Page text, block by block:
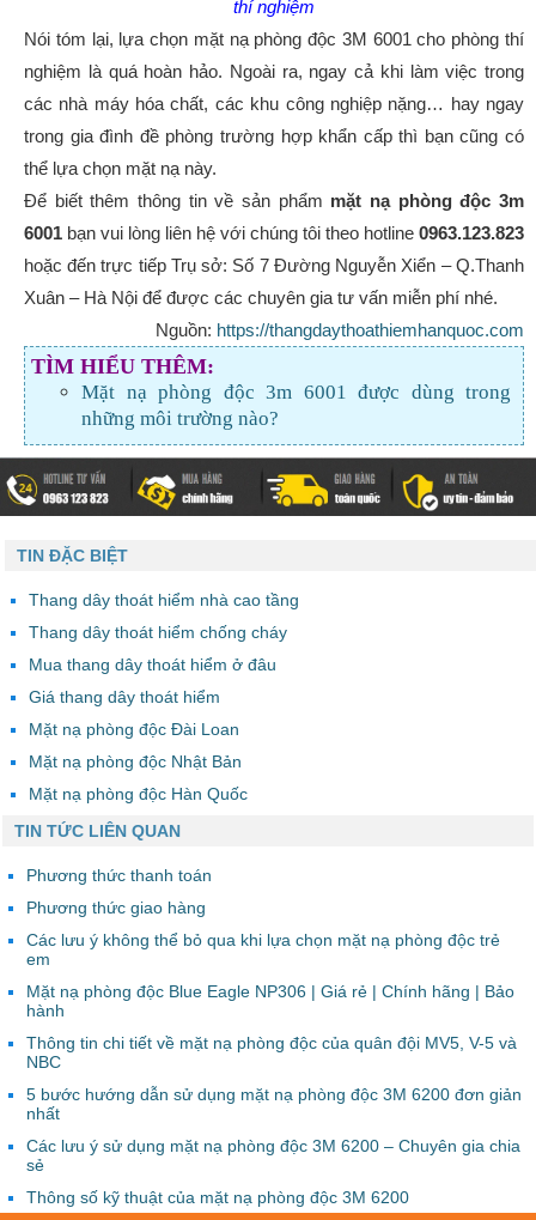
thí nghiệm
Nói tóm lại, lựa chọn mặt nạ phòng độc 3M 6001 cho phòng thí
nghiệm là quá hoàn hảo. Ngoài ra, ngay cả khi làm việc trong
các nhà máy hóa chất, các khu công nghiệp nặng… hay ngay
trong gia đình đề phòng trường hợp khẩn cấp thì bạn cũng có
thể lựa chọn mặt nạ này.
Để biết thêm thông tin về sản phẩm mặt nạ phòng độc 3m
6001 bạn vui lòng liên hệ với chúng tôi theo hotline 0963.123.823
hoặc đến trực tiếp Trụ sở: Số 7 Đường Nguyễn Xiển – Q.Thanh
Xuân – Hà Nội để được các chuyên gia tư vấn miễn phí nhé.
Nguồn: https://thangdaythoathiemhanquoc.com
TÌM HIỂU THÊM:
Mặt nạ phòng độc 3m 6001 được dùng trong
những môi trường nào?
TIN ĐẶC BIỆT
Thang dây thoát hiểm nhà cao tầng
Thang dây thoát hiểm chống cháy
Mua thang dây thoát hiểm ở đâu
Giá thang dây thoát hiểm
Mặt nạ phòng độc Đài Loan
Mặt nạ phòng độc Nhật Bản
Mặt nạ phòng độc Hàn Quốc
TIN TỨC LIÊN QUAN
Phương thức thanh toán
Phương thức giao hàng
Các lưu ý không thể bỏ qua khi lựa chọn mặt nạ phòng độc trẻ
em
Mặt nạ phòng độc Blue Eagle NP306 | Giá rẻ | Chính hãng | Bảo
hành
Thông tin chi tiết về mặt nạ phòng độc của quân đội MV5, V-5 và
NBC
5 bước hướng dẫn sử dụng mặt nạ phòng độc 3M 6200 đơn giản
nhất
Các lưu ý sử dụng mặt nạ phòng độc 3M 6200 – Chuyên gia chia
sẻ
Thông số kỹ thuật của mặt nạ phòng độc 3M 6200